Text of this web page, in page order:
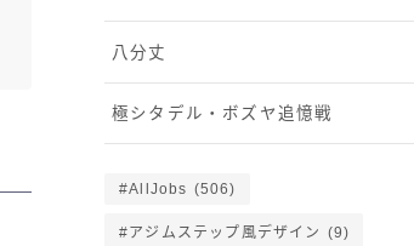
八分丈
極シタデル・ボズヤ追憶戦
AllJobs (506)
アジムステップ風デザイン (9)